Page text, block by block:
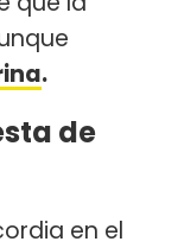
.
de
en el